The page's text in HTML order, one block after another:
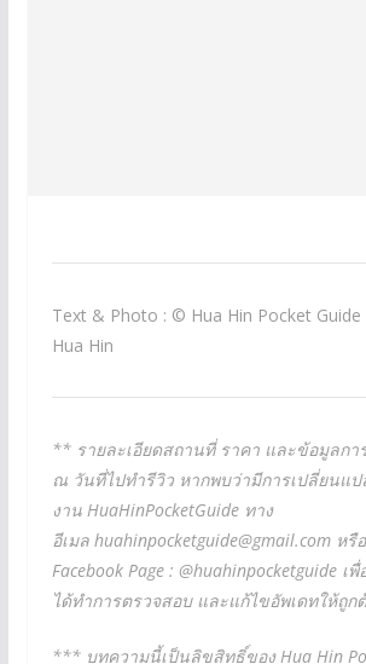
Text & Photo : © Hua Hin Pocket Guide
Hua Hin
** รายละเอียดสถานที่ ราคา และข้อมูลก
ณ วันที่ไปทำรีวิว หากพบว่ามีการเปลี่ยนแ
งาน HuaHinPocketGuide ทาง
อีเมล huahinpocketguide@gmail.comหรือ
Facebook Page : @huahinpocketguide เ
ได้ทำการตรวจสอบ และแก้ไขอัพเดทให้ถูก
*** บทความนี้เป็นลิขสิทธิ์ของ Hua Hin